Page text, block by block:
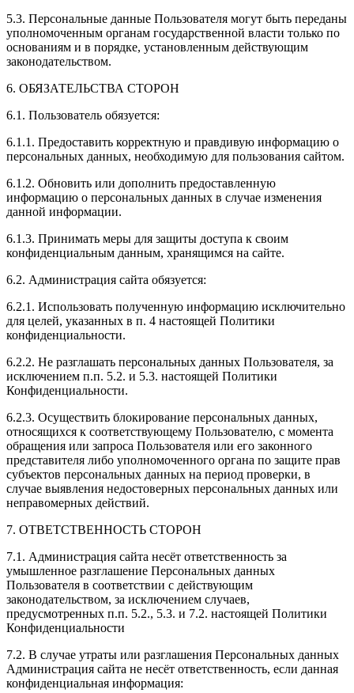
5.3. Персональные данные Пользователя могут быть переданы
уполномоченным органам государственной власти только по
основаниям и в порядке, установленным действующим
законодательством.
6. ОБЯЗАТЕЛЬСТВА СТОРОН
6.1. Пользователь обязуется:
6.1.1. Предоставить корректную и правдивую информацию о
персональных данных, необходимую для пользования сайтом.
6.1.2. Обновить или дополнить предоставленную
информацию о персональных данных в случае изменения
данной информации.
6.1.3. Принимать меры для защиты доступа к своим
конфиденциальным данным, хранящимся на сайте.
6.2. Администрация сайта обязуется:
6.2.1. Использовать полученную информацию исключительно
для целей, указанных в п. 4 настоящей Политики
конфиденциальности.
6.2.2. Не разглашать персональных данных Пользователя, за
исключением п.п. 5.2. и 5.3. настоящей Политики
Конфиденциальности.
6.2.3. Осуществить блокирование персональных данных,
относящихся к соответствующему Пользователю, с момента
обращения или запроса Пользователя или его законного
представителя либо уполномоченного органа по защите прав
субъектов персональных данных на период проверки, в
случае выявления недостоверных персональных данных или
неправомерных действий.
7. ОТВЕТСТВЕННОСТЬ СТОРОН
7.1. Администрация сайта несёт ответственность за
умышленное разглашение Персональных данных
Пользователя в соответствии с действующим
законодательством, за исключением случаев,
предусмотренных п.п. 5.2., 5.3. и 7.2. настоящей Политики
Конфиденциальности
7.2. В случае утраты или разглашения Персональных данных
Администрация сайта не несёт ответственность, если данная
конфиденциальная информация: